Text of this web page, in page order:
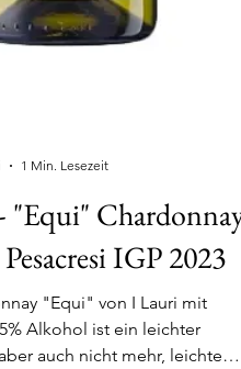
1 Min. Lesezeit
Chardonnay
IGP 2023